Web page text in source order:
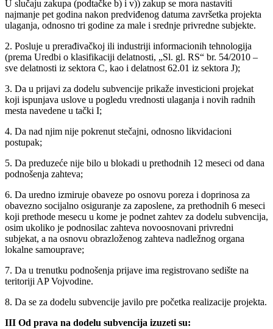
U slučaju zakupa (podtačke b) i v)) zakup se mora nastaviti
najmanje pet godina nakon predviđenog datuma završetka projekta
ulaganja, odnosno tri godine za male i srednje privredne subjekte.
2. Posluje u prerađivačkoj ili industriji informacionih tehnologija
(prema Uredbi o klasifikaciji delatnosti, „Sl. gl. RS“ br. 54/2010 –
sve delatnosti iz sektora C, kao i delatnost 62.01 iz sektora J);
3. Da u prijavi za dodelu subvencije prikaže investicioni projekat
koji ispunjava uslove u pogledu vrednosti ulaganja i novih radnih
mesta navedene u tački I;
4. Da nad njim nije pokrenut stečajni, odnosno likvidacioni
postupak;
5. Da preduzeće nije bilo u blokadi u prethodnih 12 meseci od dana
podnošenja zahteva;
6. Da uredno izmiruje obaveze po osnovu poreza i doprinosa za
obavezno socijalno osiguranje za zaposlene, za prethodnih 6 meseci
koji prethode mesecu u kome je podnet zahtev za dodelu subvencija,
osim ukoliko je podnosilac zahteva novoosnovani privredni
subjekat, a na osnovu obrazloženog zahteva nadležnog organa
lokalne samouprave;
7. Da u trenutku podnošenja prijave ima registrovano sedište na
teritoriji AP Vojvodine.
8. Da se za dodelu subvencije javilo pre početka realizacije projekta.
III Od prava na dodelu subvencija izuzeti su: